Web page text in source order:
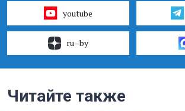
youtube
ru–by
Читайте также